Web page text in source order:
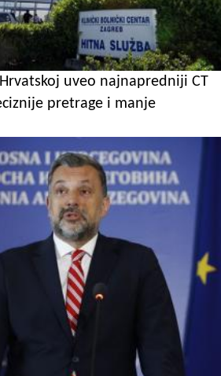
uveo najnapredniji CT
pretrage i manje